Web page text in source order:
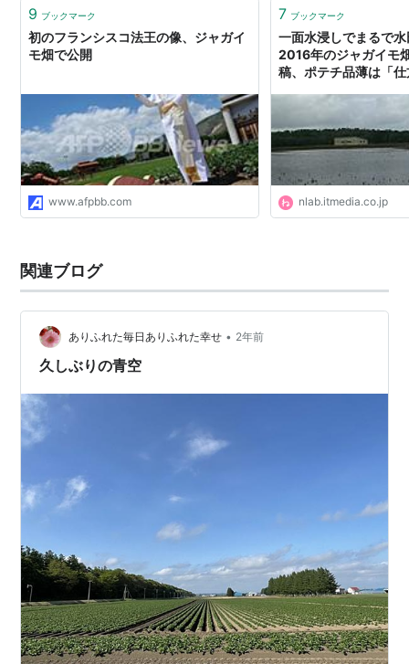
9 ブックマーク
初のフランシスコ法王の像、ジャガイ
モ畑で公開
www.afpbb.com
7 ブックマーク
一面水浸しでまるで
2016年のジャガイモ
稿、ポテチ品薄は「
nlab.itmedia.co.jp
関連ブログ
ありふれた毎日ありふれた幸せ • 2年前
久しぶりの青空